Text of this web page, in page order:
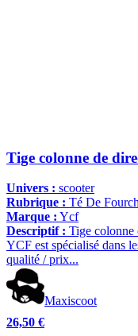
Tige colonne de
Univers : scooter
Rubrique : Té De
Marque : Ycf
Descriptif : Tige
YCF est spécialisé dans
qualité / prix...
Maxiscoot
26,50 €